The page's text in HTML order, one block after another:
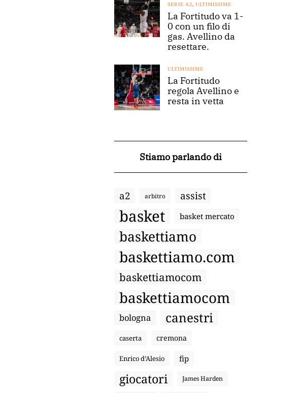
SERIE A2, ULTIMISSIME
La Fortitudo va 1-
0 con un filo di
gas. Avellino da
resettare.
ULTIMISSIME
La Fortitudo
regola Avellino e
resta in vetta
Stiamo parlando di
a2 arbitro assist
basket basket mercato
baskettiamo
baskettiamo.com
baskettiamocom
baskettiamocom
bologna canestri
caserta cremona
Enrico d’Alesio fip
giocatori James Harden